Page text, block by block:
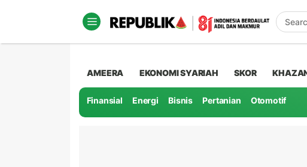
AMEERA EKONOMI SYARIAH SKOR
Finansial Energi Bisnis Pertanian Otomotif